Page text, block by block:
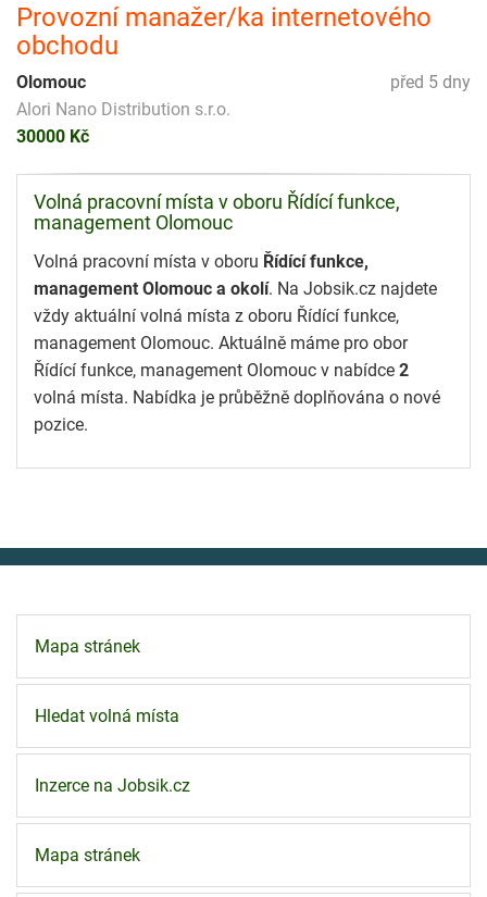
Provozní manažer/ka internetového
obchodu
před 5 dny
Olomouc
Alori Nano Distribution s.r.o.
30000 Kč
Volná pracovní místa v oboru Řídící funkce,
management Olomouc
Volná pracovní místa v oboru Řídící funkce,
management Olomouc a okolí. Na Jobsik.cz najdete
vždy aktuální volná místa z oboru Řídící funkce,
management Olomouc. Aktuálně máme pro obor
Řídící funkce, management Olomouc v nabídce 2
volná místa. Nabídka je průběžně doplňována o nové
pozice.
Mapa stránek
Hledat volná místa
Inzerce na Jobsik.cz
Mapa stránek